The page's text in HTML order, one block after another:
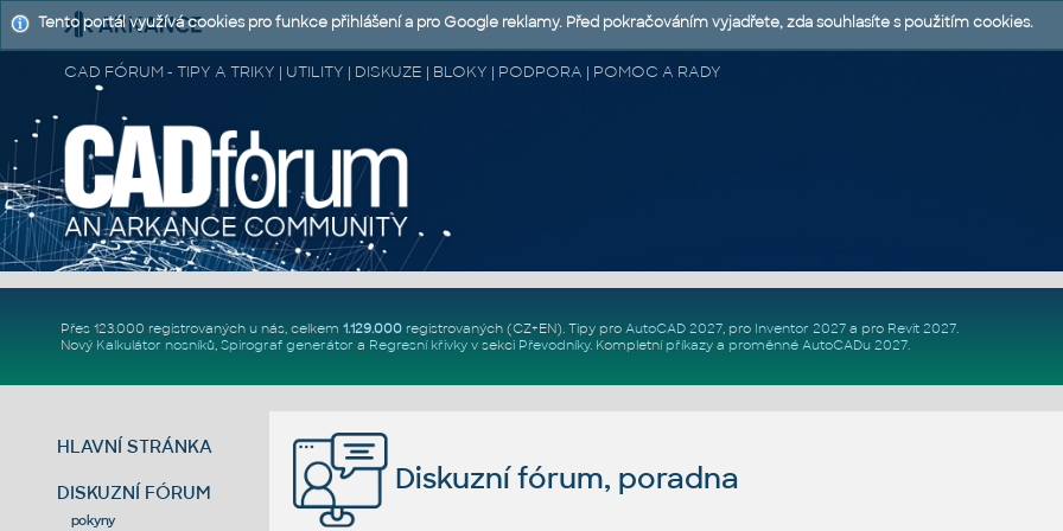
CAD FÓRUM - TIPY A TRIKY | UTILITY | DISKUZE | BLOKY | PODPORA | POMOC A RADY
Přes 123.000 registrovaných u nás, celkem 1.129.000registrovaných (CZ+EN). Tipy pro AutoCAD 2027, pro Inventor 2027a pro Revit 2027.
Nový Kalkulátor nosníků, Spirograf generátor a Regresní křivkyv sekci Převodníky. Kompletní příkazya proměnné AutoCADu 2027.
HLAVNÍ STRÁNKA
DISKUZNÍ FÓRUM
pokyny
Diskuzní fórum, poradna
Tento portál využívá cookies pro funkce přihlášení a pro Google reklamy. Před pokračováním vyjadřete, zda souhlasíte s použitím cookies.